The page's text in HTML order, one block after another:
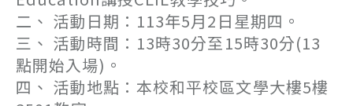
二、 活動日期：113年5月2日星期四。
三、 活動時間：13時30分至15時30分(13
點開始入場)。
四、 活動地點：本校和平校區文學大樓5樓